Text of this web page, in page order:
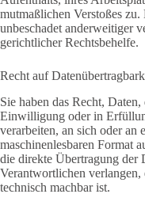
mutmaßlichen Verstoßes
unbeschadet anderweitiger
gerichtlicher Rechtsbehelfe.
Recht auf
Sie haben das Recht,
Einwilligung oder in
verarbeiten, an sich oder an
maschinenlesbaren Format
die direkte Übertragung der
Verantwortlichen
technisch machbar ist.